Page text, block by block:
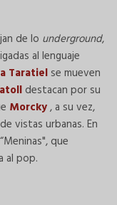
de lo underground,
al lenguaje
Taratiel se mueven
destacan por su
Morcky, a su vez,
vistas urbanas. En
que
al pop.